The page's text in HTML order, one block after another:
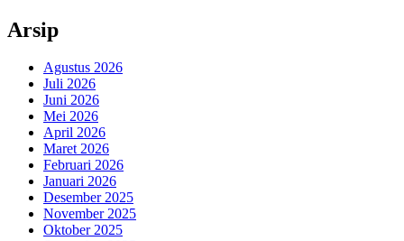
Arsip
Agustus 2026
Juli 2026
Juni 2026
Mei 2026
April 2026
Maret 2026
Februari 2026
Januari 2026
Desember 2025
November 2025
Oktober 2025